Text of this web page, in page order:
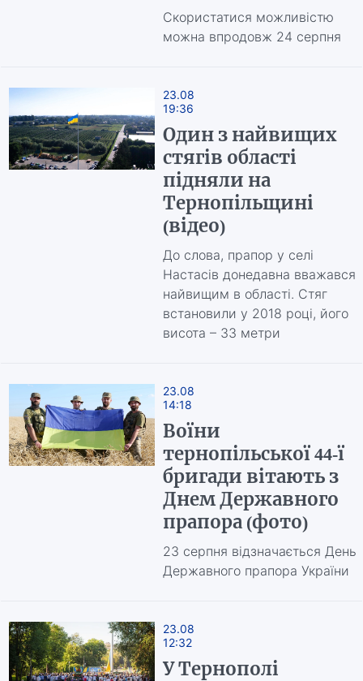
Скористатися можливістю
можна впродовж 24 серпня
23.08
19:36
Один з найвищих
стягів області
підняли на
Тернопільщині
(відео)
До слова, прапор у селі
Настасів донедавна вважався
найвищим в області. Стяг
встановили у 2018 році, його
висота – 33 метри
23.08
14:18
Воїни
тернопільської 44-ї
бригади вітають з
Днем Державного
прапора (фото)
23 серпня відзначається День
Державного прапора України
23.08
12:32
У Тернополі